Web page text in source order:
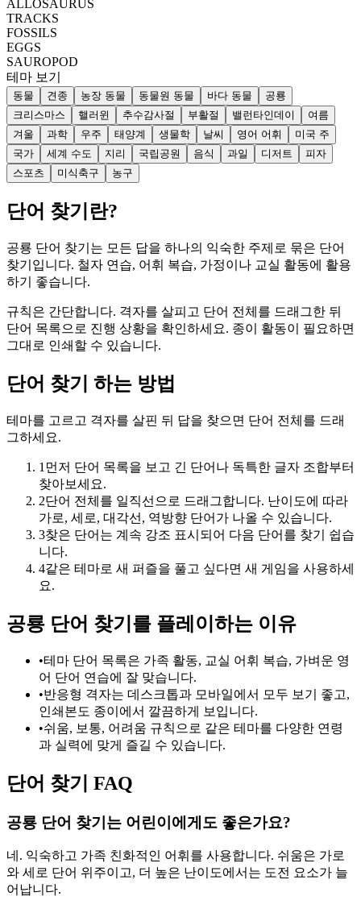
ALLOSAURUS
TRACKS
FOSSILS
EGGS
SAUROPOD
테마 보기
동물 견종 농장 동물 동물원 동물 바다 동물
공룡
크리스마스
핼러윈 추수감사절 부활절 밸런타인데이
여름
겨울
과학 우주 태양계 생물학 날씨 영어 어휘
미국 주
국가
세계 수도 지리 국립공원 음식 과일 디저트
피자
스포츠
미식축구 농구
단어 찾기란?
공룡 단어 찾기는 모든 답을 하나의 익숙한 주제로 묶은 단어
찾기입니다. 철자 연습, 어휘 복습, 가정이나 교실 활동에 활용
하기 좋습니다.
규칙은 간단합니다. 격자를 살피고 단어 전체를 드래그한 뒤
단어 목록으로 진행 상황을 확인하세요. 종이 활동이 필요하면
그대로 인쇄할 수 있습니다.
단어 찾기 하는 방법
테마를 고르고 격자를 살핀 뒤 답을 찾으면 단어 전체를 드래
그하세요.
1 먼저 단어 목록을 보고 긴 단어나 독특한 글자 조합부터
찾아보세요.
2단어 전체를 일직선으로 드래그합니다. 난이도에 따라
가로, 세로, 대각선, 역방향 단어가 나올 수 있습니다.
3찾은 단어는 계속 강조 표시되어 다음 단어를 찾기 쉽습
니다.
4같은 테마로 새 퍼즐을 풀고 싶다면 새 게임을 사용하세
요.
공룡 단어 찾기를 플레이하는 이유
•테마 단어 목록은 가족 활동, 교실 어휘 복습, 가벼운 영
어 단어 연습에 잘 맞습니다.
•반응형 격자는 데스크톱과 모바일에서 모두 보기 좋고,
인쇄본도 종이에서 깔끔하게 보입니다.
•쉬움, 보통, 어려움 규칙으로 같은 테마를 다양한 연령
과 실력에 맞게 즐길 수 있습니다.
단어 찾기 FAQ
공룡 단어 찾기는 어린이에게도 좋은가요?
네. 익숙하고 가족 친화적인 어휘를 사용합니다. 쉬움은 가로
와 세로 단어 위주이고, 더 높은 난이도에서는 도전 요소가 늘
어납니다.